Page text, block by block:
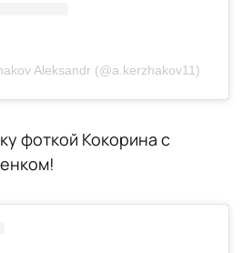
Aleksandr (@a.kerzhakov11)
фоткой Кокорина с